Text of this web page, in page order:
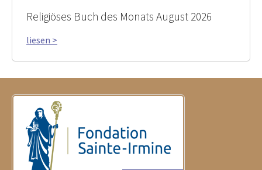
Religiöses Buch des Monats August 2026
liesen >